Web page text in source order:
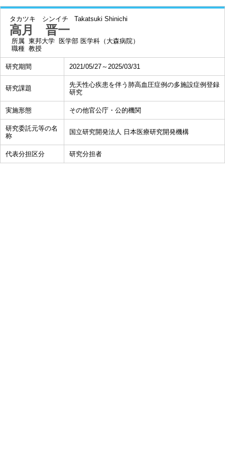
タカツキ シンイチ Takatsuki Shinichi
高月 晋一
所属 東邦大学 医学部 医学科（大森病院）
職種 教授
研究期間 2021/05/27～2025/03/31
研究課題
先天性心疾患を伴う肺高血圧症例の多施設症例登録
研究
実施形態 その他官公庁・公的機関
研究委託元等の名
称
国立研究開発法人 日本医療研究開発機構
代表分担区分 研究分担者